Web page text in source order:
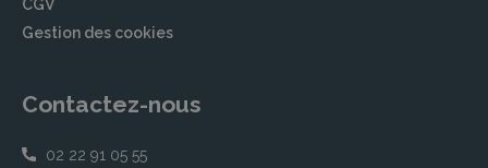
CGV
Gestion des cookies
Contactez-nous
02 22 91 05 55